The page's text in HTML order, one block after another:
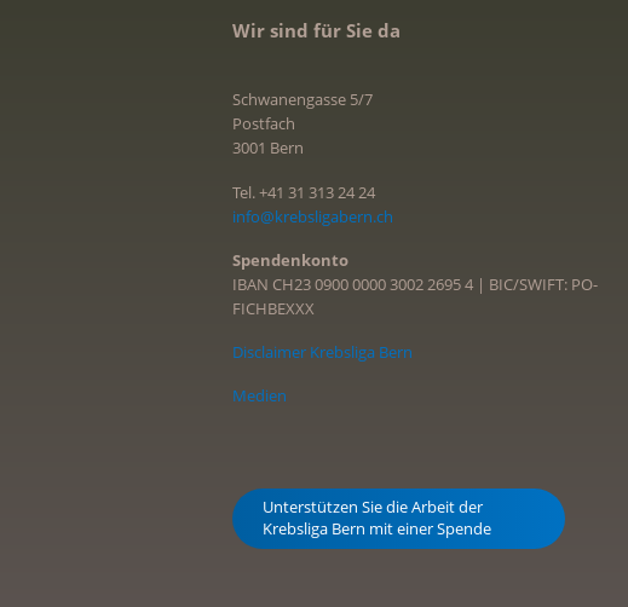
Wir sind für Sie da
Schwanengasse 5/7
Postfach
3001 Bern
Tel. +41 31 313 24 24
info@krebsligabern.ch
Spendenkonto
IBAN CH23 0900 0000 3002 2695 4 | BIC/SWIFT: PO-
FICHBEXXX
Disclaimer Krebsliga Bern
Medien
Unterstützen Sie die Arbeit der
Krebsliga Bern mit einer Spende